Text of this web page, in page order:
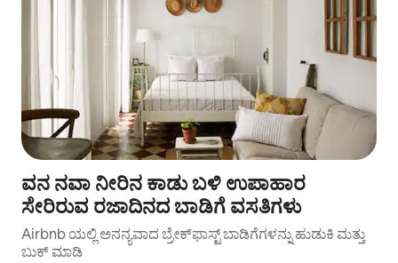
ವನ ನವಾ ನೀರಿನ ಕಾಡು ಬಳಿ ಉಪಾಹಾರ
ಸೇರಿರುವ ರಜಾದಿನದ ಬಾಡಿಗೆ ವಸತಿಗಳು
Airbnb ಯಲ್ಲಿ ಅನನ್ಯವಾದ ಬ್ರೇಕ್‌ಫಾಸ್ಟ್‌ ಬಾಡಿಗೆಗಳನ್ನು ಹುಡುಕಿ ಮತ್ತು
ಬುಕ್ ಮಾಡಿ